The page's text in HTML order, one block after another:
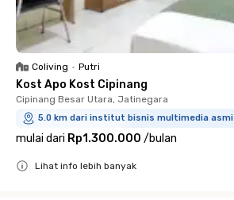
Coliving • Putri
Kost Apo Kost Cipinang
Cipinang Besar Utara, Jatinegara
5.0 km dari institut bisnis multimedia asmi
mulai dari Rp1.300.000 /bulan
Lihat info lebih banyak